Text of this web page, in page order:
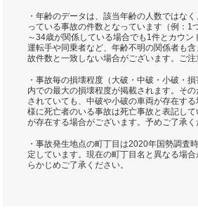
・年齢のデータは、該当年齢の人数ではな
っている事故の件数となっています（例：1
～34歳が関係している場合でも1件とカウン
運転手や同乗者など、年齢不明の関係者も
故件数と一致しない場合がございます。ご注
・事故毎の損壊程度（大破・中破・小破・
内での最大の損壊程度が掲載されます。そ
されていても、中破や小破の車両が存在す
様に死亡者のいる事故は死亡事故と表記し
が存在する場合がございます。予めご了承く
・事故発生地点の町丁目は2020年国勢調査
定しています。現在の町丁目名と異なる場
らかじめご了承ください。